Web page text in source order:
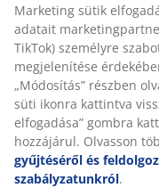
Marketing sütik
adatait
TikTok) személyre
megjelenítése
„Módosítás” részben
süti ikonra kattintva
elfogadása” gombra
hozzájárul. Olvasson
gyűjtéséről és
szabályzatunkról.